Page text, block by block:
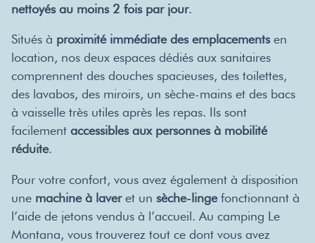
nettoyés au moins 2 fois par jour.
Situés à proximité immédiate des emplacementsen
location, nos deux espaces dédiés aux sanitaires
comprennent des douches spacieuses, des toilettes,
des lavabos, des miroirs, un sèche-mains et des bacs
à vaisselle très utiles après les repas. Ils sont
facilement accessibles aux personnes à mobilité
réduite.
Pour votre confort, vous avez également à disposition
une machine à laveret un sèche-lingefonctionnant à
l’aide de jetons vendus à l’accueil. Au camping Le
Montana, vous trouverez tout ce dont vous avez